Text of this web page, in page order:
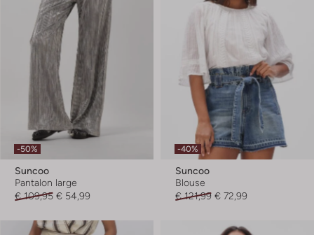
-50%
Suncoo
Pantalon large
€ 109,95 € 54,99
-40%
Suncoo
Blouse
€ 121,99 € 72,99